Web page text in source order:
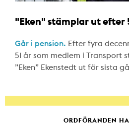
"Eken" stämplar ut efter
Går i pension. Efter fyra
51 år som medlem i Transport
”Eken” Ekenstedt ut för sista
ORDFÖRANDEN